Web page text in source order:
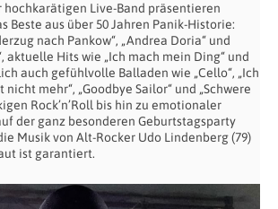
Live-Band präsentieren
Beste aus über 50 Jahren Panik-Historie:
nach Pankow“, „Andrea Doria“ und
aktuelle Hits wie „Ich mach mein Ding“ und
auch gefühlvolle Balladen wie „Cello“, „Ich
mehr“, „Goodbye Sailor“ und „Schwere
Rock’n’Roll bis hin zu emotionaler
der ganz besonderen Geburtstagsparty
Musik von Alt-Rocker Udo Lindenberg (79)
ist garantiert.